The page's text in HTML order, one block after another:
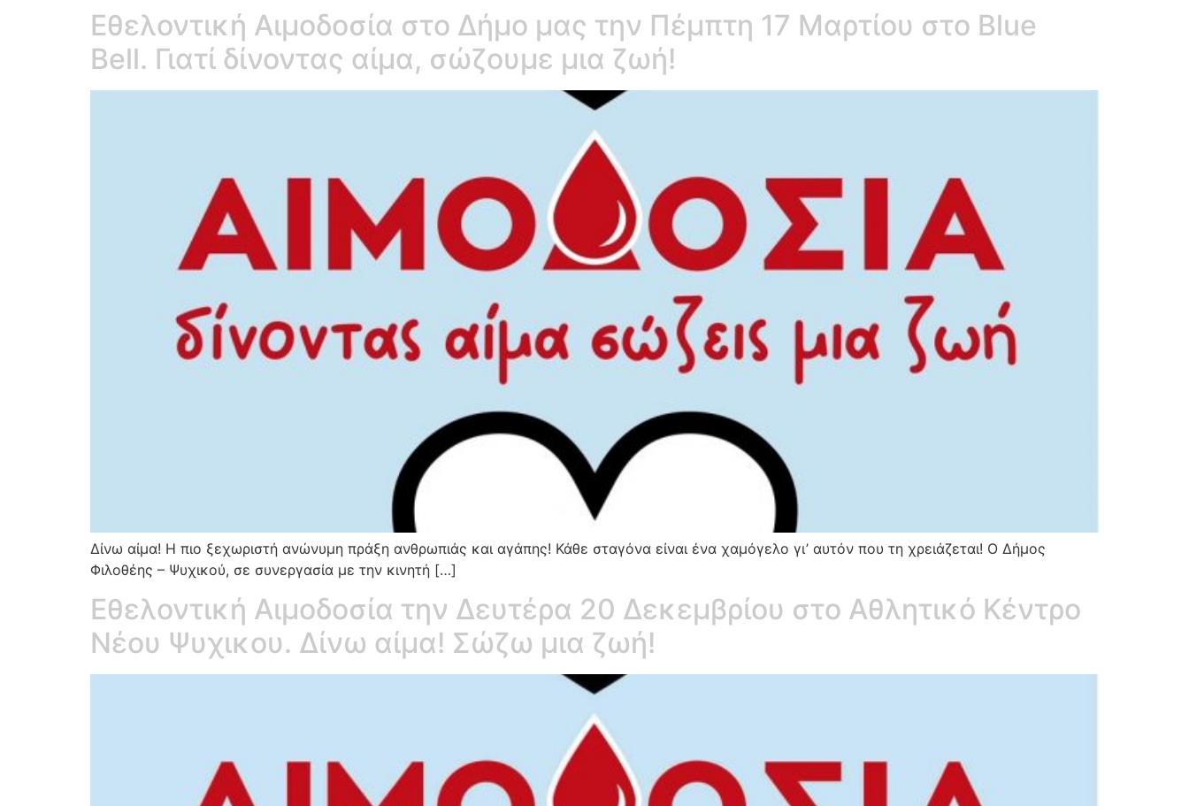
Εθελοντική Αιμοδοσία στο Δήμο μας την Πέμπτη 17 Μαρτίου στο Blue
Bell. Γιατί δίνοντας αίμα, σώζουμε μια ζωή!
Δίνω αίμα! Η πιο ξεχωριστή ανώνυμη πράξη ανθρωπιάς και αγάπης! Κάθε σταγόνα είναι ένα χαμόγελο γι’ αυτόν που τη χρειάζεται! Ο Δήμος
Φιλοθέης – Ψυχικού, σε συνεργασία με την κινητή […]
Εθελοντική Αιμοδοσία την Δευτέρα 20 Δεκεμβρίου στο Αθλητικό Κέντρο
Νέου Ψυχικου. Δίνω αίμα! Σώζω μια ζωή!